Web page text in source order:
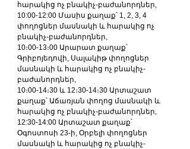
հարակից ոչ բնակիչ-բաժանորդներ,
10:00-12:00 Մասիս քաղաք՝ 1, 2, 3, 4
փողոցներ մասնակի և հարակից ոչ
բնակիչ-բաժանորդներ,
10։00-13։00 Արարատ քաղաք՝
Գրիբոյեդովի, Սալակիթ փողոցներ
մասնակի և հարակից ոչ բնակիչ-
բաժանորդներ,
10։00-14։30 և 12։30-14։30 Արտաշատ
քաղաք՝ Աճառյան փողոց մասնակի և
հարակից ոչ բնակիչ-բաժանորդներ,
12:30-14:00 Արտաշատ քաղաք՝
Օգոստոսի 23-ի, Օրբելի փողոցներ
մասնակի և հարակից ոչ բնակիչ-